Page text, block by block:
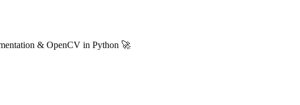
& OpenCV in Python 🚀